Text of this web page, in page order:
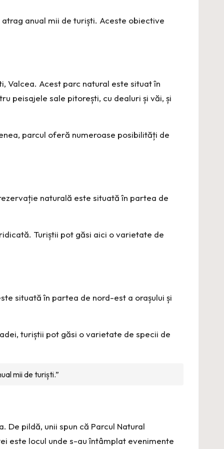
anual mii de turiști. Aceste obiective
Valcea. Acest parc natural este situat în
peisajele sale pitorești, cu dealuri și văi, și
parcul oferă numeroase posibilități de
naturală este situată în partea de
Turiștii pot găsi aici o varietate de
situată în partea de nord-est a orașului și
turiștii pot găsi o varietate de specii de
mii de turiști.”
pildă, unii spun că Parcul Natural
este locul unde s-au întâmplat evenimente